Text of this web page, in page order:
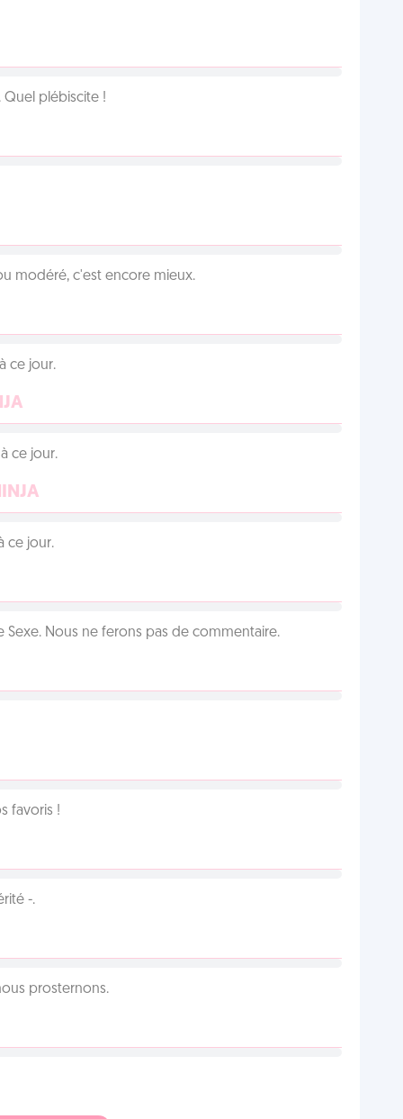
Quel plébiscite !
modéré, c'est encore mieux.
ce jour.
ce jour.
ce jour.
Sexe. Nous ne ferons pas de commentaire.
favoris !
-.
prosternons.